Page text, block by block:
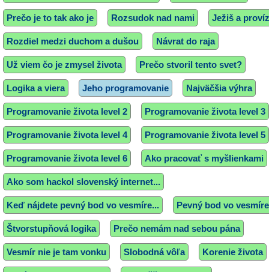
Prečo je to tak ako je Rozsudok nad nami Ježiš a
Rozdiel medzi duchom a dušou Návrat do raja
Už viem čo je zmysel života Prečo stvoril tento svet?
Logika a viera Jeho programovanie Najväčšia výhra
Programovanie života level 2 Programovanie života level 3
Programovanie života level 4 Programovanie života level 5
Programovanie života level 6 Ako pracovať s myšlienkami
Ako som hackol slovenský internet...
Keď nájdete pevný bod vo vesmíre... Pevný bod vo vesmíre
Štvorstupňová logika Prečo nemám nad sebou pána
Vesmír nie je tam vonku Slobodná vôľa Korenie života